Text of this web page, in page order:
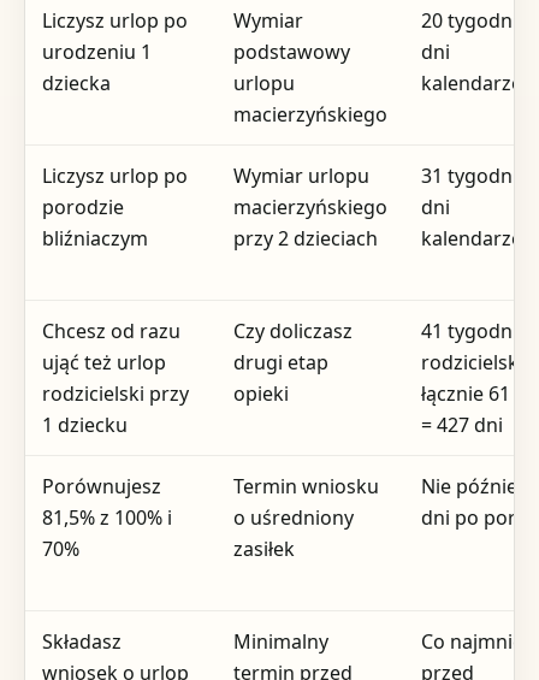
Liczysz urlop po
urodzeniu 1
dziecka
Wymiar
podstawowy
urlopu
macierzyńskiego
20 tygodni =
dni
Liczysz urlop po
porodzie
bliźniaczym
Wymiar urlopu
macierzyńskiego
przy 2 dzieciach
31 tygodni =
dni
Chcesz od razu
ująć też urlop
rodzicielski przy
1 dziecku
Czy doliczasz
drugi etap
opieki
41 tygodni
łącznie 61
= 427 dni
Porównujesz
81,5% z 100% i
70%
Termin wniosku
o uśredniony
zasiłek
Nie później
dni po
Składasz
wniosek o urlop
Minimalny
termin przed
Co najmniej
przed